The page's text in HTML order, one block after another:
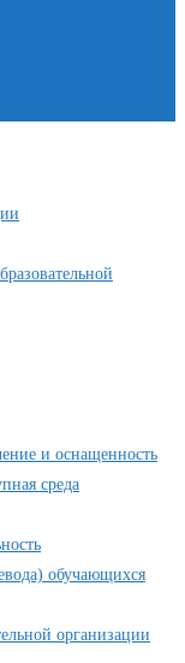
и оснащенность
среда
обучающихся
организации